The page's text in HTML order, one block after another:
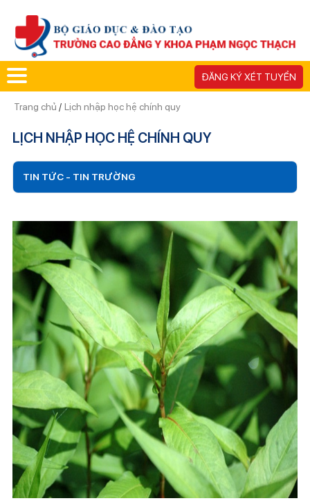
ĐĂNG KÝ XÉT TUYỂN
Trang chủ / Lịch nhập học hệ chính quy
LỊCH NHẬP HỌC HỆ CHÍNH QUY
TIN TỨC - TIN TRƯỜNG